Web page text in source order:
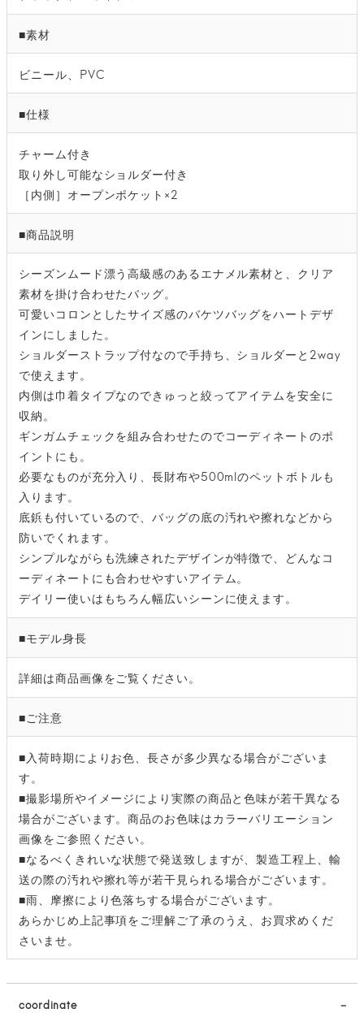
■素材
ビニール、PVC
■仕様
チャーム付き
取り外し可能なショルダー付き
［内側］オープンポケット×2
■商品説明
シーズンムード漂う高級感のあるエナメル素材と、クリア
素材を掛け合わせたバッグ。
可愛いコロンとしたサイズ感のバケツバッグをハートデザ
インにしました。
ショルダーストラップ付なので手持ち、ショルダーと2way
で使えます。
内側は巾着タイプなのできゅっと絞ってアイテムを安全に
収納。
ギンガムチェックを組み合わせたのでコーディネートのポ
イントにも。
必要なものが充分入り、長財布や500mlのペットボトルも
入ります。
底鋲も付いているので、バッグの底の汚れや擦れなどから
防いでくれます。
シンプルながらも洗練されたデザインが特徴で、どんなコ
ーディネートにも合わせやすいアイテム。
デイリー使いはもちろん幅広いシーンに使えます。
■モデル身長
詳細は商品画像をご覧ください。
■ご注意
■入荷時期によりお色、長さが多少異なる場合がございま
す。
■撮影場所やイメージにより実際の商品と色味が若干異なる
場合がございます。商品のお色味はカラーバリエーション
画像をご参照ください。
■なるべくきれいな状態で発送致しますが、製造工程上、輸
送の際の汚れや擦れ等が若干見られる場合がございます。
■雨、摩擦により色落ちする場合がございます。
あらかじめ上記事項をご理解ご了承のうえ、お買求めくだ
さいませ。
coordinate